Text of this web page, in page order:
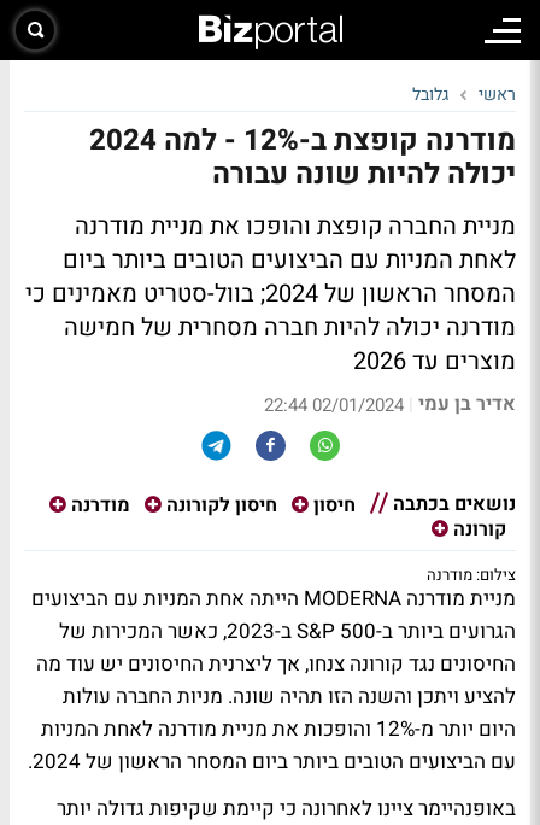
ראשי גלובל
מודרנה קופצת ב-12% - למה 2024
יכולה להיות שונה עבורה
מניית החברה קופצת והופכו את מניית מודרנה
לאחת המניות עם הביצועים הטובים ביותר ביום
המסחר הראשון של 2024; בוול-סטריט מאמינים כי
מודרנה יכולה להיות חברה מסחרית של חמישה
מוצרים עד 2026
אדיר בן עמי |
02/01/2024 22:44
נושאים בכתבה חיסון חיסון לקורונה
מודרנה
קורונה
צילום: מודרנה
מניית מודרנה MODERNA הייתה אחת המניות עם הביצועים
הגרועים ביותר ב-S&P 500 ב-2023, כאשר המכירות של
החיסונים נגד קורונה צנחו, אך ליצרנית החיסונים יש עוד מה
להציע ויתכן והשנה הזו תהיה שונה. מניות החברה עולות
היום יותר מ-12% והופכות את מניית מודרנה לאחת המניות
עם הביצועים הטובים ביותר ביום המסחר הראשון של 2024.
באופנהיימר ציינו לאחרונה כי קיימת שקיפות גדולה יותר